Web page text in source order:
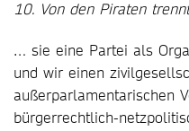
10. Von den Piraten
… sie eine Partei als
und wir einen
außerparlamentarischen
bürgerrechtlich-